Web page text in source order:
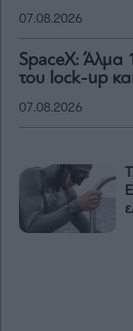
07.08.2026
SpaceX: Άλμα
του lock-up
07.08.2026